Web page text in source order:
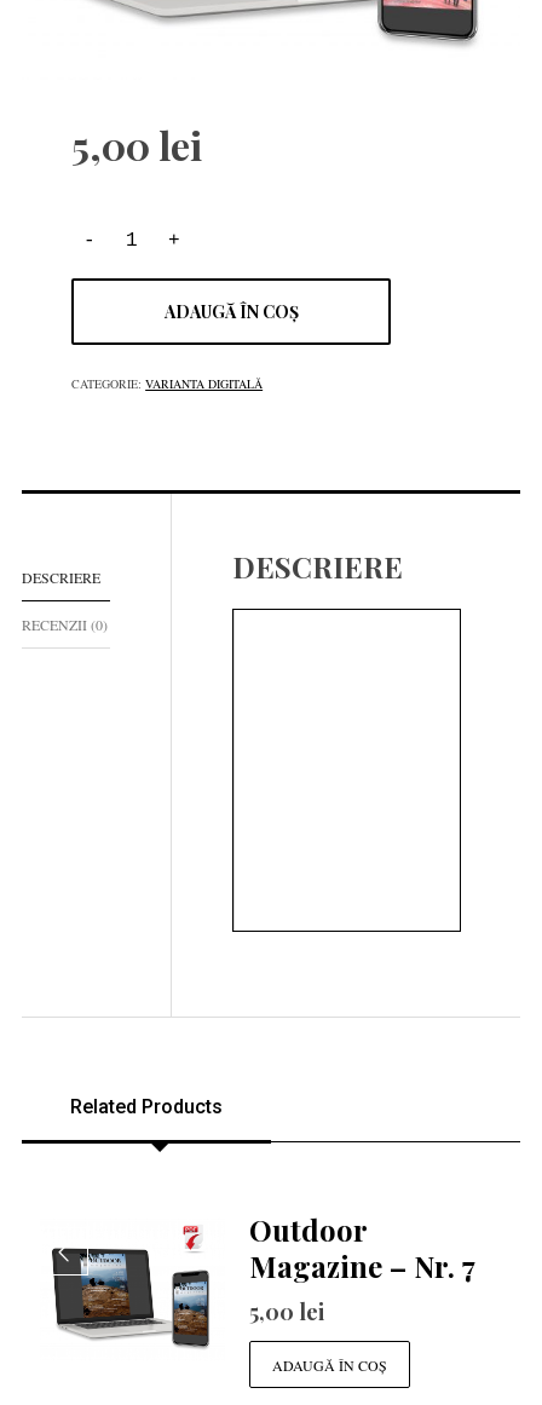
5,00 lei
ADAUGĂ ÎN COȘ
CATEGORIE:VARIANTA DIGITALĂ
DESCRIERE
RECENZII (0)
DESCRIERE
Related Products
Outdoor
Magazine – Nr. 7
5,00 lei
ADAUGĂ ÎN COȘ